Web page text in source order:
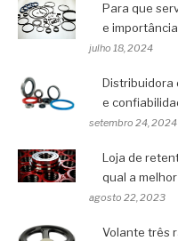
Para que
e
julho 18, 2024
Distribuidora
e
setembro 24, 2024
Loja de
qual a
agosto 22, 2023
Volante três